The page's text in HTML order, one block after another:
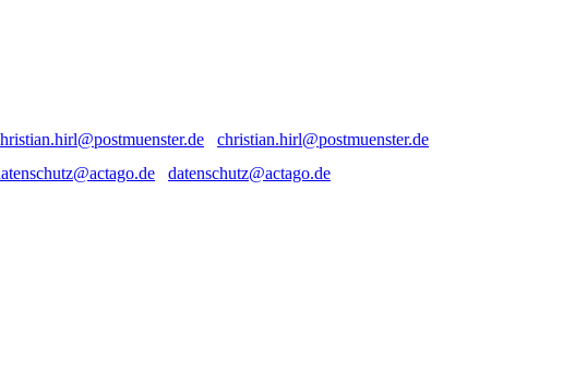
christian.hirl@postmuenster.de
datenschutz@actago.de